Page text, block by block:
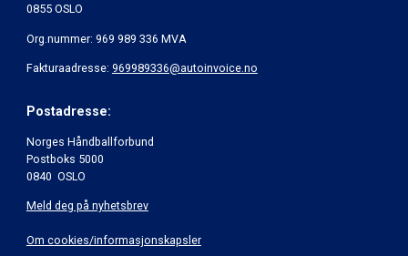
0855 OSLO
Org.nummer: 969 989 336 MVA
Fakturaadresse: 969989336@autoinvoice.no
Postadresse:
Norges Håndballforbund
Postboks 5000
0840 OSLO
Meld deg på nyhetsbrev
Om cookies/informasjonskapsler